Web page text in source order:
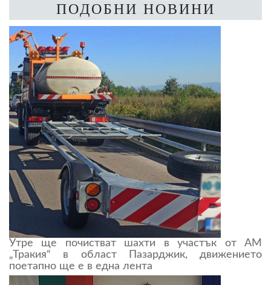
ПОДОБНИ НОВИНИ
Утре ще почистват шахти в участък от АМ
„Тракия“ в област Пазарджик, движението
поетапно ще е в една лента